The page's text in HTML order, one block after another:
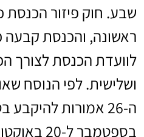
שבע. חוק פיזור
ראשונה, והכנסת קבעה
לוועדת הכנסת לצורך
ושלישית. לפי הנוסח
בספטמבר ל-20 באוקטובר 2026.